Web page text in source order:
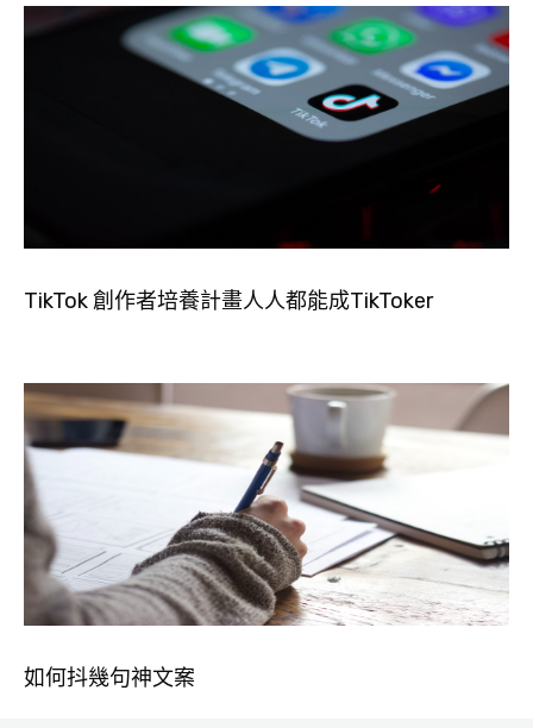
TikTok 創作者培養計畫人人都能成TikToker
如何抖幾句神文案